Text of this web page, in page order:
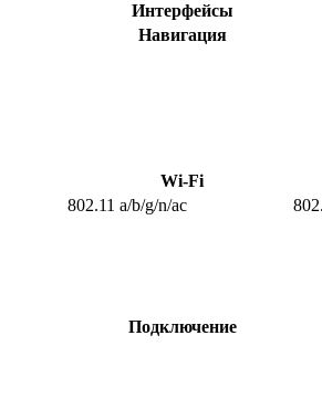
Интерфейсы
Навигация
Wi-Fi
802.11 a/b/g/n/ac
Подключение